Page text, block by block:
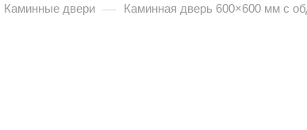
Каминные двери — Каминная дверь 600×600 мм с